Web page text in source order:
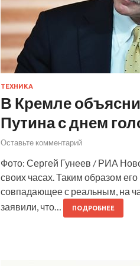
ТЕХНИКА
В Кремле
Путина с днем
Оставьте комментарий
Фото: Сергей Гунеев / РИА
своих часах. Таким образом
совпадающее с реальным, на
заявили, что…
ПОДРОБНЕЕ